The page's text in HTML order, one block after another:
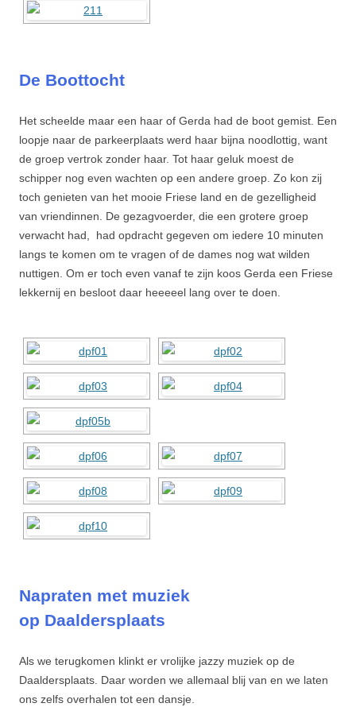
De Boottocht
Het scheelde maar een haar of Gerda had de boot gemist. Een
loopje naar de parkeerplaats werd haar bijna noodlottig, want
de groep vertrok zonder haar. Tot haar geluk moest de
schipper nog even wachten op een andere groep. Zo kon zij
toch genieten van het mooie Friese land en de gezelligheid
van vriendinnen. De gezagvoerder, die een grotere groep
verwacht had, had opdracht gegeven om iedere 10 minuten
langs te komen om te vragen of de dames nog wat wilden
nuttigen. Om er toch even vanaf te zijn koos Gerda een Friese
lekkernij en besloot daar heeeeel lang over te doen.
Napraten met muziek
op Daaldersplaats
Als we terugkomen klinkt er vrolijke jazzy muziek op de
Daaldersplaats. Daar worden we allemaal blij van en we laten
ons zelfs overhalen tot een dansje.